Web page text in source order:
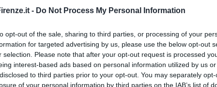
- Do Not Process My Personal Information
opt-out of the sale, sharing to third parties, or processing of your
for targeted advertising by us, please use the below opt-out
selection. Please note that after your opt-out request is processed
interest-based ads based on personal information utilized by us
to third parties prior to your opt-out. You may separately
of your personal information by third parties on the IAB’s list of
nella tua casella di posta.